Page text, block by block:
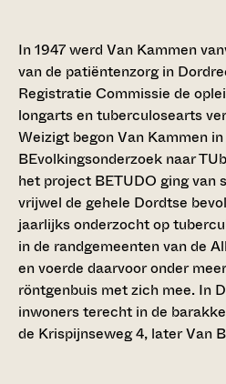
In 1947 werd Van Kammen
van de patiëntenzorg in
Registratie Commissie de
longarts en tuberculosearts
Weizigt begon Van Kammen
BEvolkingsonderzoek naar
het project BETUDO ging van
vrijwel de gehele Dordtse
jaarlijks onderzocht op
in de randgemeenten van de
en voerde daarvoor onder
röntgenbuis met zich mee. In
inwoners terecht in de
de Krispijnseweg 4, later Van